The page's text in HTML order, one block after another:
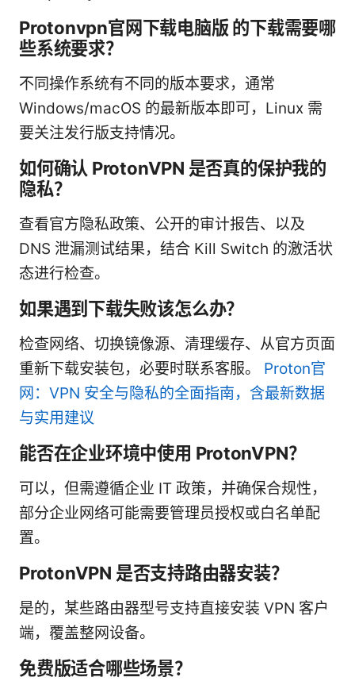
Protonvpn官网下载电脑版 的下载需要哪
些系统要求？
不同操作系统有不同的版本要求，通常
Windows/macOS 的最新版本即可，Linux 需
要关注发行版支持情况。
如何确认 ProtonVPN 是否真的保护我的
隐私？
查看官方隐私政策、公开的审计报告、以及
DNS 泄漏测试结果，结合 Kill Switch 的激活状
态进行检查。
如果遇到下载失败该怎么办？
检查网络、切换镜像源、清理缓存、从官方页面
重新下载安装包，必要时联系客服。 Proton官
网：VPN 安全与隐私的全面指南，含最新数据
与实用建议
能否在企业环境中使用 ProtonVPN？
可以，但需遵循企业 IT 政策，并确保合规性，
部分企业网络可能需要管理员授权或白名单配
置。
ProtonVPN 是否支持路由器安装？
是的，某些路由器型号支持直接安装 VPN 客户
端，覆盖整网设备。
免费版适合哪些场景？